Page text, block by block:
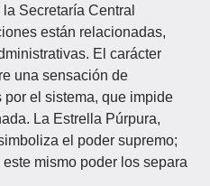
Secretaría Central
están relacionadas,
El carácter
una sensación de
el sistema, que impide
La Estrella Púrpura,
el poder supremo;
mismo poder los separa